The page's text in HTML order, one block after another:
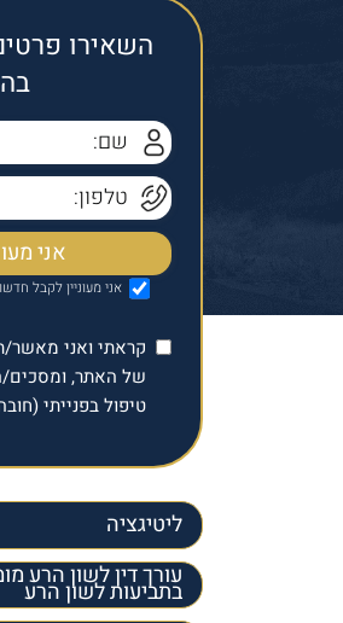
השאירו
אני מעוניין לקבל
קראתי ואני
של האתר,
טיפול בפנייתי
ליטיגציה
עורך דין לשון הרע
בתביעות לשון הרע